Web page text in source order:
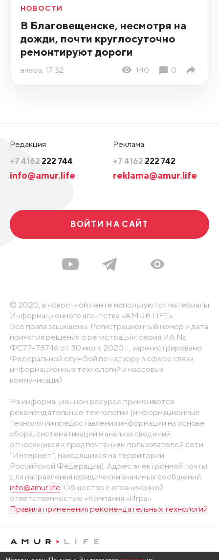
НОВОСТИ
В Благовещенске, несмотря на
дожди, почти круглосуточно
ремонтируют дороги
вчера, 17:32 140 0
Редакция
+7 4162 222 744
info@amur.life
Реклама
+7 4162 222 742
reklama@amur.life
ВОЙТИ НА САЙТ
© 2020, в новостной ленте используются материалы
Информационного агентства «AMUR.LIFE».
Все права защищены. Регистрационный номер и дата
принятия решения о регистрации: серия ИА №
ФС77-78746 от 30 июля 2020 г., зарегистрировано
Федеральной службой по надзору в сфере связи,
информационных технологий и массовых
коммуникаций
На информационном ресурсе применяются
рекомендательные технологии (информационные
технологии предоставления информации на основе
сбора, систематизации и анализа сведений,
относящихся к предпочтениям пользователей сети
"Интернет", находящихся на территории
Российской Федерации). Адрес электронной почты
для направления юридически значимых сообщений:
info@amur.life. Общество с ограниченной
ответственностью «Компания «Игра».
Правила применения рекомендательных технологий